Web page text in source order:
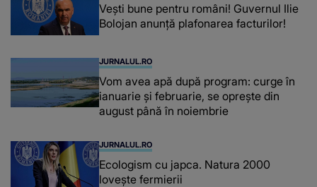
Vești bune pentru români! Guvernul Ilie
Bolojan anunță plafonarea facturilor!
JURNALUL.RO
Vom avea apă după program: curge în
ianuarie și februarie, se oprește din
august până în noiembrie
JURNALUL.RO
Ecologism cu japca. Natura 2000
lovește fermierii